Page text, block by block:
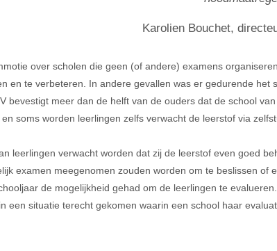
Karolien Bouchet,
over scholen die geen (of andere) examens
en te verbeteren. In andere gevallen was er gedurende
bevestigt meer dan de helft van de ouders dat de school
soms worden leerlingen zelfs verwacht de leerstof via
leerlingen verwacht worden dat zij de leerstof even goed
examen meegenomen zouden worden om te beslissen
de mogelijkheid gehad om de leerlingen te